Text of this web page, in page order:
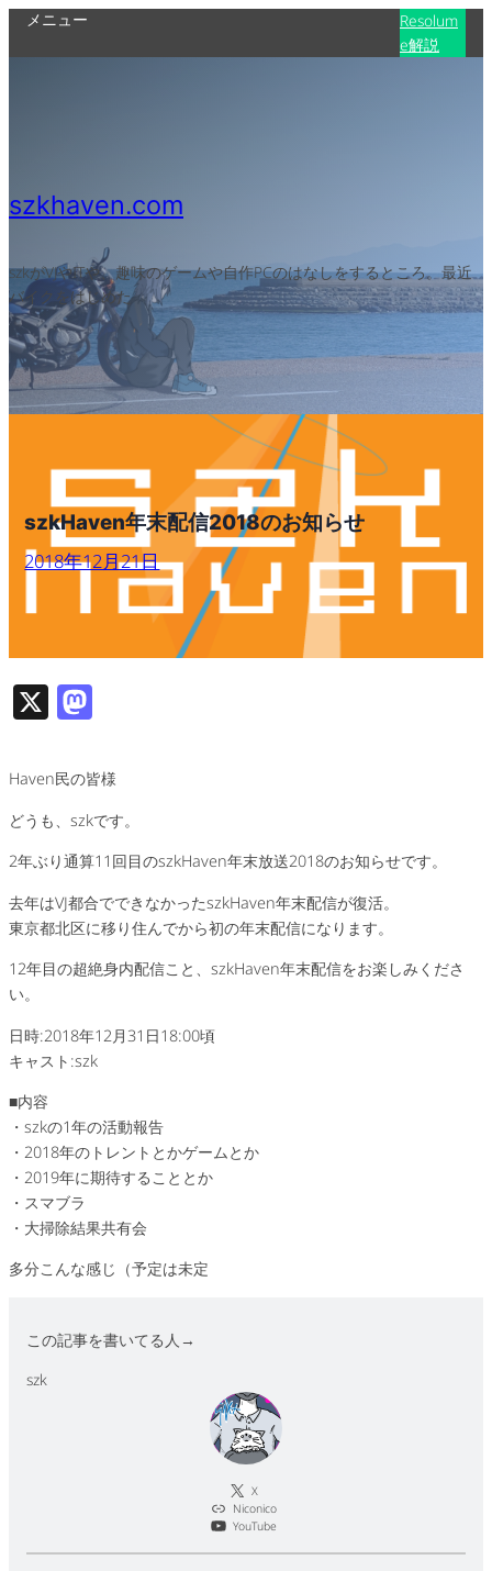
メニュー
Resolum
e解説
szkhaven.com
szkがVJやITや、趣味のゲームや自作PCのはなしをするところ。最近
バイクをはじめた
szkHaven年末配信2018のお知らせ
2018年12月21日
X
to
d
o
n
Haven民の皆様
どうも、szkです。
2年ぶり通算11回目のszkHaven年末放送2018のお知らせです。
去年はVJ都合でできなかったszkHaven年末配信が復活。
東京都北区に移り住んでから初の年末配信になります。
12年目の超絶身内配信こと、szkHaven年末配信をお楽しみくださ
い。
日時:2018年12月31日18:00頃
キャスト:szk
■内容
・szkの1年の活動報告
・2018年のトレントとかゲームとか
・2019年に期待することとか
・スマブラ
・大掃除結果共有会
多分こんな感じ（予定は未定
この記事を書いてる人→
szk
X
Niconico
YouTube